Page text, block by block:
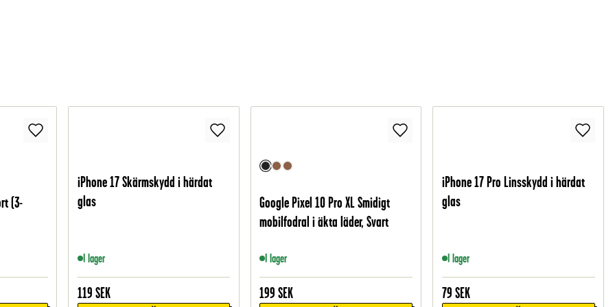
(3-
iPhone 17 Skärmskydd i härdat
glas
I lager
119 SEK
Google Pixel 10 Pro XL Smidigt
mobilfodral i äkta läder, Svart
I lager
199 SEK
iPhone 17 Pro Linsskydd i härdat
glas
I lager
79 SEK